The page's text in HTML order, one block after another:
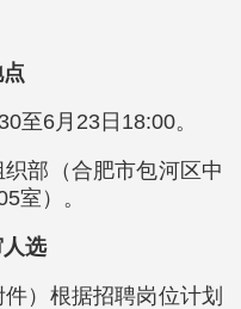
至6月23日18:00。
部（合肥市包河区中
室）。
人选
）根据招聘岗位计划